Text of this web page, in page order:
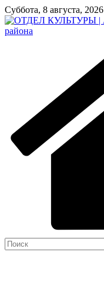
Перейти
к
содержимому
Суббота, 8 августа, 2026